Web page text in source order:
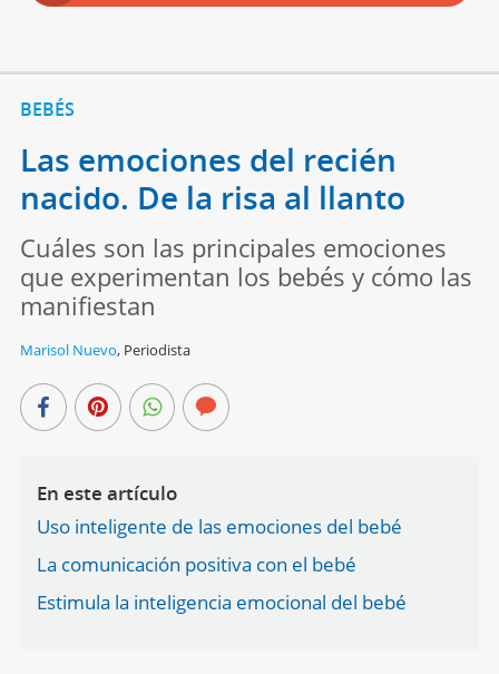
BEBÉS
Las emociones del recién
nacido. De la risa al llanto
Cuáles son las principales emociones
que experimentan los bebés y cómo las
manifiestan
Marisol Nuevo, Periodista
En este artículo
Uso inteligente de las emociones del bebé
La comunicación positiva con el bebé
Estimula la inteligencia emocional del bebé